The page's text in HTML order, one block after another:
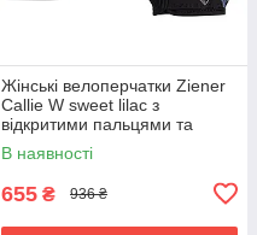
Жінські велоперчатки Ziener
Callie W sweet lilac з
відкритими пальцями та
дихаючою шкірою Amara
В наявності
655 ₴ 936 ₴